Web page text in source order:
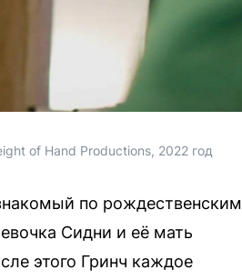
of Hand Productions, 2022 год
по рождественским
Сидни и её мать
этого Гринч каждое